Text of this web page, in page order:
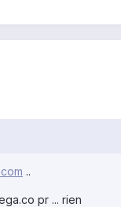
..
pr ... rien